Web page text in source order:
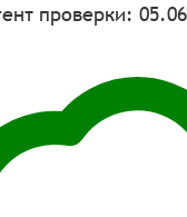
проверки: